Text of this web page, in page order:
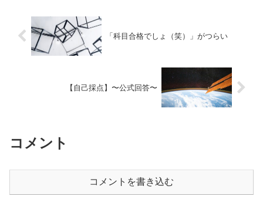
「科目合格でしょ（笑）」がつらい
【自己採点】〜公式回答〜
コメント
コメントを書き込む